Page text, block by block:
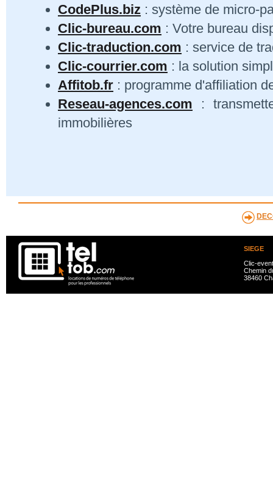
CodePlus.biz : système de micro-
Clic-bureau.com : Votre bureau
Clic-traduction.com : service de
Clic-courrier.com : la solution
Affitob.fr : programme d'affiliation
Reseau-agences.com :
immobilières
SIEGE
Clic-
Chemin
38460